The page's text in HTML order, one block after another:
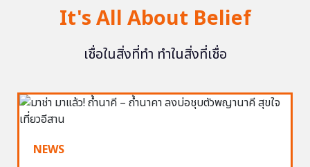
It's All About Belief
เชื่อในสิ่งที่ทำ ทำในสิ่งที่เชื่อ
NEWS